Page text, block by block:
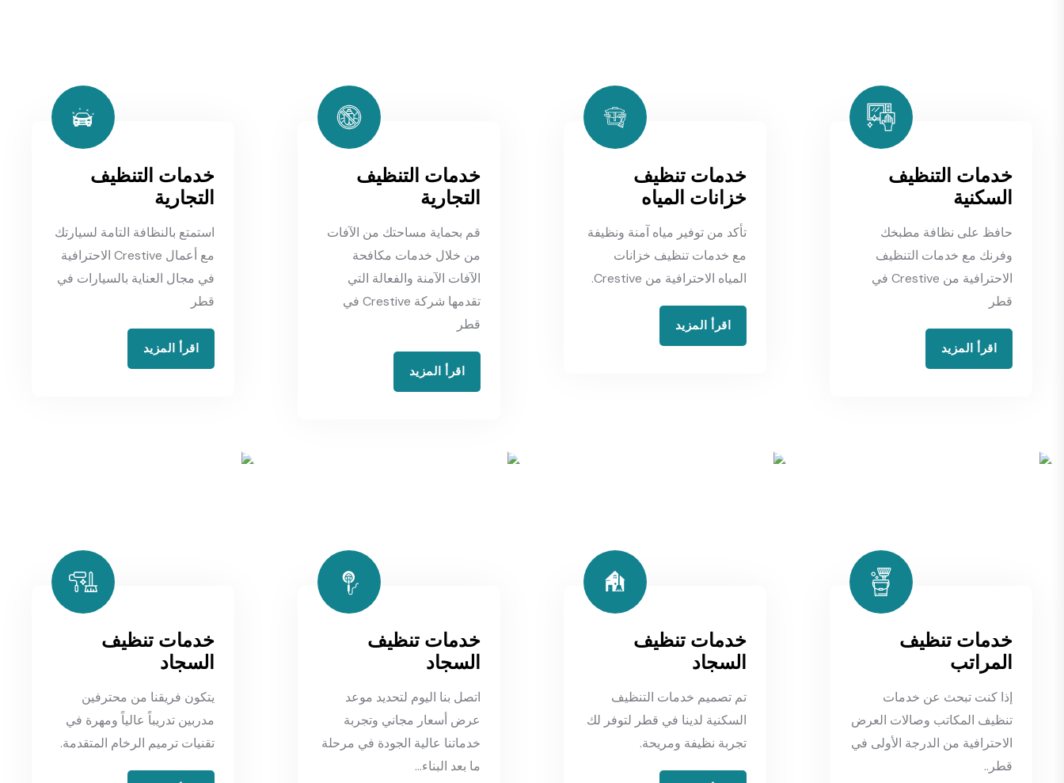
خدمات التنظيف
السكنية
حافظ على نظافة مطبخك
وفرنك مع خدمات التنظيف
الاحترافية من Crestive في
قطر
اقرأ المزيد
خدمات تنظيف
خزانات المياه
تأكد من توفير مياه آمنة ونظيفة
مع خدمات تنظيف خزانات
المياه الاحترافية من Crestive.
اقرأ المزيد
خدمات التنظيف
التجارية
قم بحماية مساحتك من الآفات
من خلال خدمات مكافحة
الآفات الآمنة والفعالة التي
تقدمها شركة Crestive في
قطر
اقرأ المزيد
خدمات التنظيف
التجارية
استمتع بالنظافة التامة لسيارتك
مع أعمال Crestive الاحترافية
في مجال العناية بالسيارات في
قطر
اقرأ المزيد
خدمات تنظيف
المراتب
إذا كنت تبحث عن خدمات
تنظيف المكاتب وصالات العرض
الاحترافية من الدرجة الأولى في
قطر..
خدمات تنظيف
السجاد
تم تصميم خدمات التنظيف
السكنية لدينا في قطر لتوفر لك
تجربة نظيفة ومريحة.
خدمات تنظيف
السجاد
اتصل بنا اليوم لتحديد موعد
عرض أسعار مجاني وتجربة
خدماتنا عالية الجودة في مرحلة
ما بعد البناء...
خدمات تنظيف
السجاد
يتكون فريقنا من محترفين
مدربين تدريباً عالياً ومهرة في
تقنيات ترميم الرخام المتقدمة.